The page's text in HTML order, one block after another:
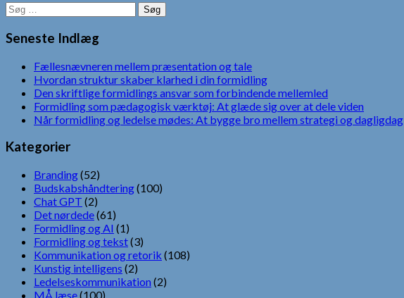
Søg
efter:
Seneste Indlæg
Fællesnævneren mellem præsentation og tale
Hvordan struktur skaber klarhed i din formidling
Den skriftlige formidlings ansvar som forbindende mellemled
Formidling som pædagogisk værktøj: At glæde sig over at dele viden
Når formidling og ledelse mødes: At bygge bro mellem strategi og dagligdag
Kategorier
Branding(52)
Budskabshåndtering(100)
Chat GPT (2)
Det nørdede(61)
Formidling og AI (1)
Formidling og tekst(3)
Kommunikation og retorik (108)
Kunstig intelligens (2)
Ledelseskommunikation (2)
MÅ læse(100)